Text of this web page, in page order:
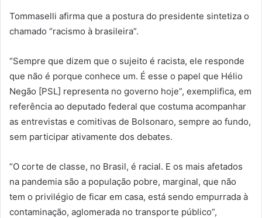
Tommaselli afirma que a postura do presidente sintetiza o
chamado “racismo à brasileira”.
“Sempre que dizem que o sujeito é racista, ele responde
que não é porque conhece um. É esse o papel que Hélio
Negão [PSL] representa no governo hoje”, exemplifica, em
referência ao deputado federal que costuma acompanhar
as entrevistas e comitivas de Bolsonaro, sempre ao fundo,
sem participar ativamente dos debates.
“O corte de classe, no Brasil, é racial. E os mais afetados
na pandemia são a população pobre, marginal, que não
tem o privilégio de ficar em casa, está sendo empurrada à
contaminação, aglomerada no transporte público”,